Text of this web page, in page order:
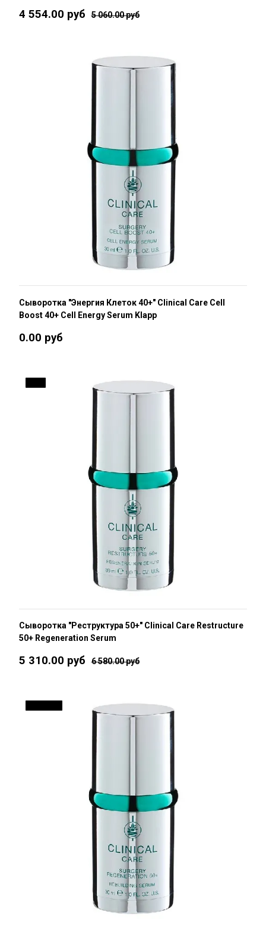
4 554.00 руб 5 060.00 руб
Сыворотка "Энергия Клеток 40+" Clinical Care Cell
Boost 40+ Cell Energy Serum Klapp
0.00 руб
Сыворотка "Реструктура 50+" Clinical Care Restructure
50+ Regeneration Serum
5 310.00 руб 6 580.00 руб